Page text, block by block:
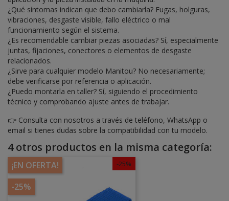
¿Qué síntomas indican que debo cambiarla? Fugas, holguras,
vibraciones, desgaste visible, fallo eléctrico o mal
funcionamiento según el sistema.
¿Es recomendable cambiar piezas asociadas? Sí, especialmente
juntas, fijaciones, conectores o elementos de desgaste
relacionados.
¿Sirve para cualquier modelo Manitou? No necesariamente;
debe verificarse por referencia o aplicación.
¿Puedo montarla en taller? Sí, siguiendo el procedimiento
técnico y comprobando ajuste antes de trabajar.
👉 Consulta con nosotros a través de teléfono, WhatsApp o
email si tienes dudas sobre la compatibilidad con tu modelo.
4 otros productos en la misma categoría:
-25%
¡EN OFERTA!
-25%